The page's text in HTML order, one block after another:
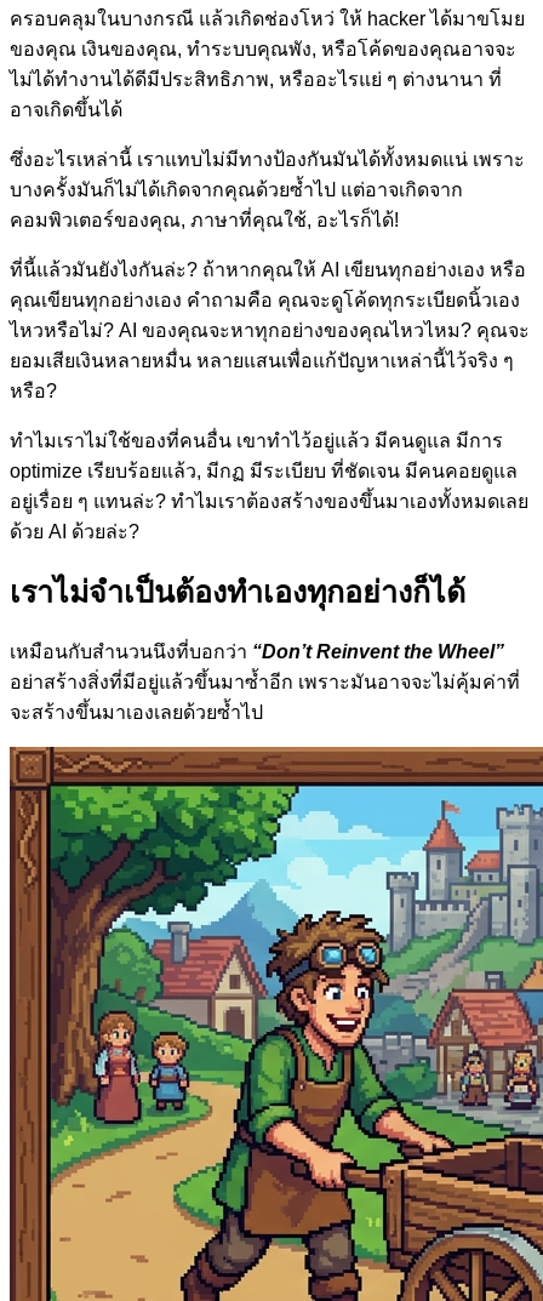
ครอบคลุมในบางกรณี แล้วเกิดช่องโหว่ ให้ hacker ได้มาขโมย
ของคุณ เงินของคุณ, ทำระบบคุณพัง, หรือโค้ดของคุณอาจจะ
ไม่ได้ทำงานได้ดีมีประสิทธิภาพ, หรืออะไรแย่ ๆ ต่างนานา ที่
อาจเกิดขึ้นได้
ซึ่งอะไรเหล่านี้ เราแทบไม่มีทางป้องกันมันได้ทั้งหมดแน่ เพราะ
บางครั้งมันก็ไม่ได้เกิดจากคุณด้วยซ้ำไป แต่อาจเกิดจาก
คอมพิวเตอร์ของคุณ, ภาษาที่คุณใช้, อะไรก็ได้!
ที่นี้แล้วมันยังไงกันล่ะ? ถ้าหากคุณให้ AI เขียนทุกอย่างเอง หรือ
คุณเขียนทุกอย่างเอง คำถามคือ คุณจะดูโค้ดทุกระเบียดนิ้วเอง
ไหวหรือไม่? AI ของคุณจะหาทุกอย่างของคุณไหวไหม? คุณจะ
ยอมเสียเงินหลายหมื่น หลายแสนเพื่อแก้ปัญหาเหล่านี้ไว้จริง ๆ
หรือ?
ทำไมเราไม่ใช้ของที่คนอื่น เขาทำไว้อยู่แล้ว มีคนดูแล มีการ
optimize เรียบร้อยแล้ว, มีกฏ มีระเบียบ ที่ชัดเจน มีคนคอยดูแล
อยู่เรื่อย ๆ แทนล่ะ? ทำไมเราต้องสร้างของขึ้นมาเองทั้งหมดเลย
ด้วย AI ด้วยล่ะ?
เราไม่จำเป็นต้องทำเองทุกอย่างก็ได้
เหมือนกับสำนวนนึงที่บอกว่า “Don’t Reinvent the Wheel”
อย่าสร้างสิ่งที่มีอยู่แล้วขึ้นมาซ้ำอีก เพราะมันอาจจะไม่คุ้มค่าที่
จะสร้างขึ้นมาเองเลยด้วยซ้ำไป